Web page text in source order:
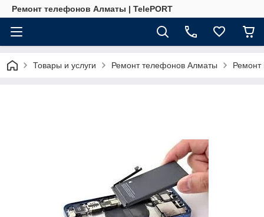
Ремонт телефонов Алматы | TelePORT
Товары и услуги Ремонт телефонов Алматы Ремонт